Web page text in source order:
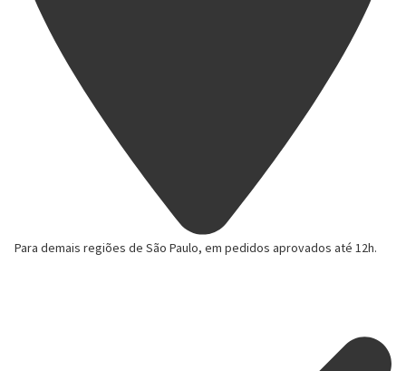
Para demais regiões de São Paulo, em pedidos aprovados até 12h.